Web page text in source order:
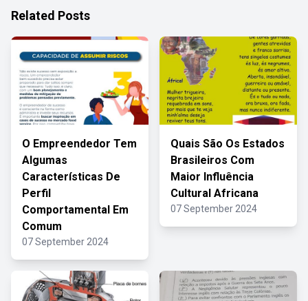
Related Posts
O Empreendedor Tem
Algumas
Características De
Perfil
Comportamental Em
Comum
07 September 2024
Quais São Os Estados
Brasileiros Com
Maior Influência
Cultural Africana
07 September 2024